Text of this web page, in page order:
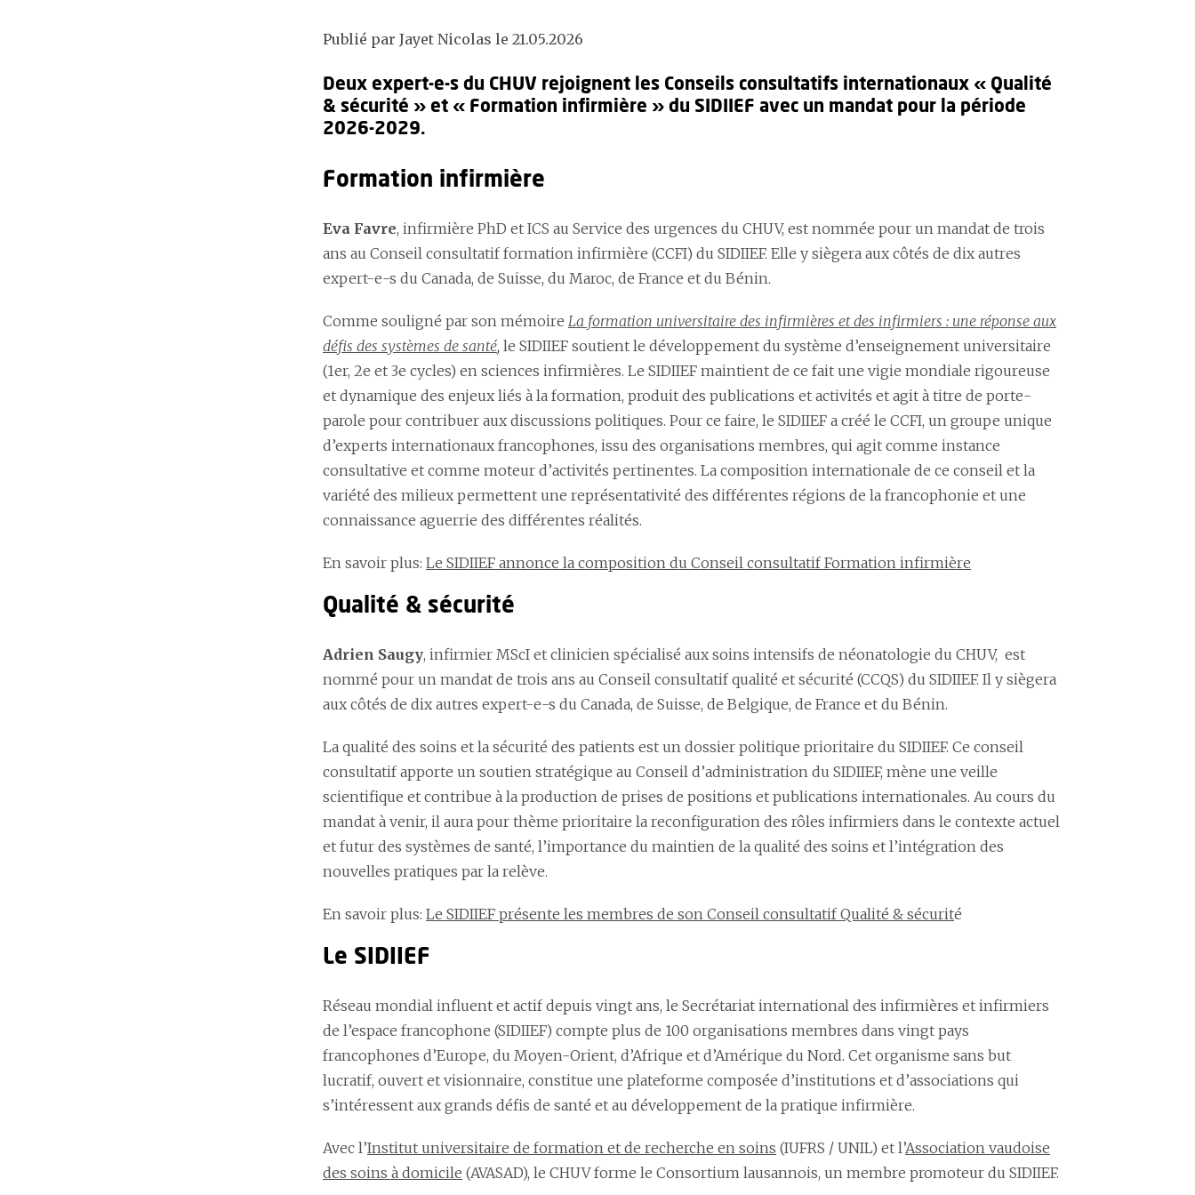
Publié par Jayet Nicolas le 21.05.2026
Deux expert-e-s du CHUV rejoignent les Conseils consultatifs internationaux « Qualité
& sécurité » et « Formation infirmière » du SIDIIEF avec un mandat pour la période
2026-2029.
Formation infirmière
Eva Favre, infirmière PhD et ICS au Service des urgences du CHUV, est nommée pour un mandat de trois
ans au Conseil consultatif formation infirmière (CCFI) du SIDIIEF. Elle y siègera aux côtés de dix autres
expert-e-s du Canada, de Suisse, du Maroc, de France et du Bénin.
Comme souligné par son mémoire La formation universitaire des infirmières et des infirmiers : une réponse aux
défis des systèmes de santé, le SIDIIEF soutient le développement du système d’enseignement universitaire
(1er, 2e et 3e cycles) en sciences infirmières. Le SIDIIEF maintient de ce fait une vigie mondiale rigoureuse
et dynamique des enjeux liés à la formation, produit des publications et activités et agit à titre de porte-
parole pour contribuer aux discussions politiques. Pour ce faire, le SIDIIEF a créé le CCFI, un groupe unique
d’experts internationaux francophones, issu des organisations membres, qui agit comme instance
consultative et comme moteur d’activités pertinentes. La composition internationale de ce conseil et la
variété des milieux permettent une représentativité des différentes régions de la francophonie et une
connaissance aguerrie des différentes réalités.
En savoir plus: Le SIDIIEF annonce la composition du Conseil consultatif Formation infirmière
Qualité & sécurité
Adrien Saugy, infirmier MScI et clinicien spécialisé aux soins intensifs de néonatologie du CHUV, est
nommé pour un mandat de trois ans au Conseil consultatif qualité et sécurité (CCQS) du SIDIIEF. Il y siègera
aux côtés de dix autres expert-e-s du Canada, de Suisse, de Belgique, de France et du Bénin.
La qualité des soins et la sécurité des patients est un dossier politique prioritaire du SIDIIEF. Ce conseil
consultatif apporte un soutien stratégique au Conseil d’administration du SIDIIEF, mène une veille
scientifique et contribue à la production de prises de positions et publications internationales. Au cours du
mandat à venir, il aura pour thème prioritaire la reconfiguration des rôles infirmiers dans le contexte actuel
et futur des systèmes de santé, l’importance du maintien de la qualité des soins et l’intégration des
nouvelles pratiques par la relève.
En savoir plus: Le SIDIIEF présente les membres de son Conseil consultatif Qualité & sécurité
Le SIDIIEF
Réseau mondial influent et actif depuis vingt ans, le Secrétariat international des infirmières et infirmiers
de l’espace francophone (SIDIIEF) compte plus de 100 organisations membres dans vingt pays
francophones d’Europe, du Moyen-Orient, d’Afrique et d’Amérique du Nord. Cet organisme sans but
lucratif, ouvert et visionnaire, constitue une plateforme composée d’institutions et d’associations qui
s’intéressent aux grands défis de santé et au développement de la pratique infirmière.
Avec l’Institut universitaire de formation et de recherche en soins (IUFRS / UNIL) et l’Association vaudoise
des soins à domicile (AVASAD), le CHUV forme le Consortium lausannois, un membre promoteur du SIDIIEF.